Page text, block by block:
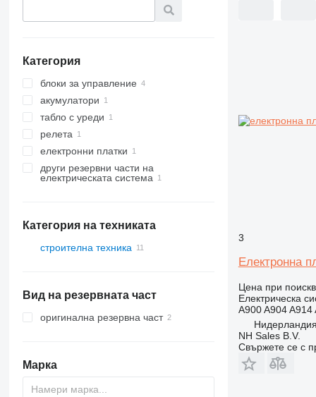
Категория
блоки за управление
акумулатори
табло с уреди
релета
електронни платки
други резервни части на
електрическата система
Категория на техниката
строителна техника
Вид на резервната част
оригинална резервна част
Марка
3
Електронна
Цена при
Електрическа
A900 A904
NH Sales B.V.
Свържете се с